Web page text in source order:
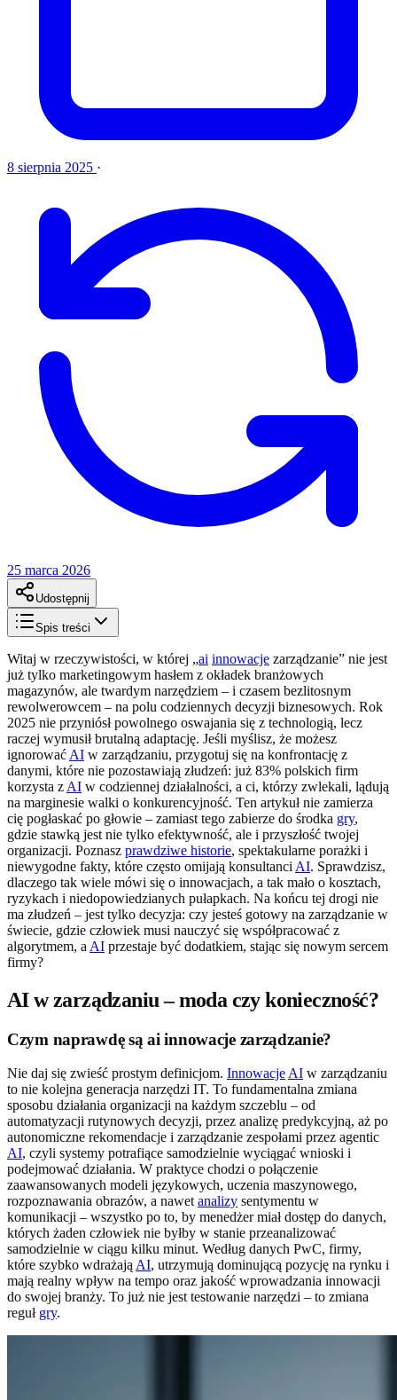
8 sierpnia 2025 ·
25 marca 2026
Udostępnij
Spis treści
Witaj w rzeczywistości, w której „ai innowacje zarządzanie” nie jest
już tylko marketingowym hasłem z okładek branżowych
magazynów, ale twardym narzędziem – i czasem bezlitosnym
rewolwerowcem – na polu codziennych decyzji biznesowych. Rok
2025 nie przyniósł powolnego oswajania się z technologią, lecz
raczej wymusił brutalną adaptację. Jeśli myślisz, że możesz
ignorować AI w zarządzaniu, przygotuj się na konfrontację z
danymi, które nie pozostawiają złudzeń: już 83% polskich firm
korzysta z AI w codziennej działalności, a ci, którzy zwlekali, lądują
na marginesie walki o konkurencyjność. Ten artykuł nie zamierza
cię pogłaskać po głowie – zamiast tego zabierze do środka gry,
gdzie stawką jest nie tylko efektywność, ale i przyszłość twojej
organizacji. Poznasz prawdziwe historie, spektakularne porażki i
niewygodne fakty, które często omijają konsultanci AI. Sprawdzisz,
dlaczego tak wiele mówi się o innowacjach, a tak mało o kosztach,
ryzykach i niedopowiedzianych pułapkach. Na końcu tej drogi nie
ma złudzeń – jest tylko decyzja: czy jesteś gotowy na zarządzanie w
świecie, gdzie człowiek musi nauczyć się współpracować z
algorytmem, a AI przestaje być dodatkiem, stając się nowym sercem
firmy?
AI w zarządzaniu – moda czy konieczność?
Czym naprawdę są ai innowacje zarządzanie?
Nie daj się zwieść prostym definicjom. Innowacje AI w zarządzaniu
to nie kolejna generacja narzędzi IT. To fundamentalna zmiana
sposobu działania organizacji na każdym szczeblu – od
automatyzacji rutynowych decyzji, przez analizę predykcyjną, aż po
autonomiczne rekomendacje i zarządzanie zespołami przez agentic
AI, czyli systemy potrafiące samodzielnie wyciągać wnioski i
podejmować działania. W praktyce chodzi o połączenie
zaawansowanych modeli językowych, uczenia maszynowego,
rozpoznawania obrazów, a nawet analizy sentymentu w
komunikacji – wszystko po to, by menedżer miał dostęp do danych,
których żaden człowiek nie byłby w stanie przeanalizować
samodzielnie w ciągu kilku minut. Według danych PwC, firmy,
które szybko wdrażają AI, utrzymują dominującą pozycję na rynku i
mają realny wpływ na tempo oraz jakość wprowadzania innowacji
do swojej branży. To już nie jest testowanie narzędzi – to zmiana
reguł gry.